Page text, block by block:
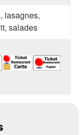
lasagnes,
salades